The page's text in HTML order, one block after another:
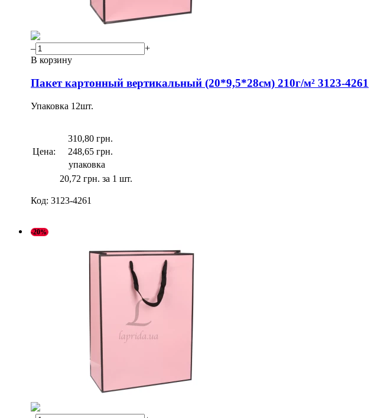
–
+
В корзину
Пакет картонный вертикальный (20*9,5*28см) 210г/м² 3123-4261
Упаковка 12шт.
Цена:
310,80 грн.
248,65 грн.
упаковка
20,72 грн. за 1 шт.
Код: 3123-4261
-20